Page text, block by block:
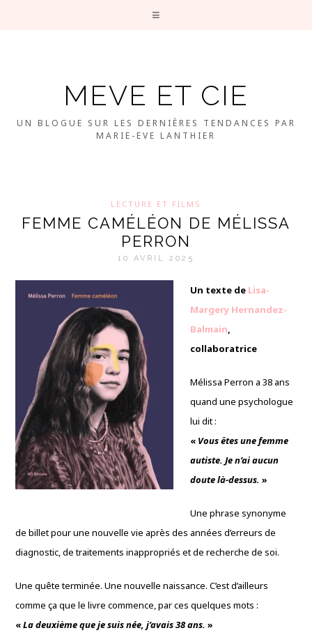
MEVE ET CIE
UN BLOGUE SUR LES DERNIÈRES TENDANCES PAR
MARIE-EVE LANTHIER
LECTURE ET FILMS
FEMME CAMÉLÉON DE MÉLISSA
PERRON
10 AVRIL 2025
Un texte de Lisa-
Margery Hernandez-
Balmain,
collaboratrice
Mélissa Perron a 38 ans
quand une psychologue
lui dit :
« Vous êtes une femme
autiste. Je n’ai aucun
doute là-dessus. »
Une phrase synonyme
de billet pour une nouvelle vie après des années d’erreurs de
diagnostic, de traitements inappropriés et de recherche de soi.
Une quête terminée. Une nouvelle naissance. C’est d’ailleurs
comme ça que le livre commence, par ces quelques mots :
«La deuxième que je suis née, j’avais 38 ans. »